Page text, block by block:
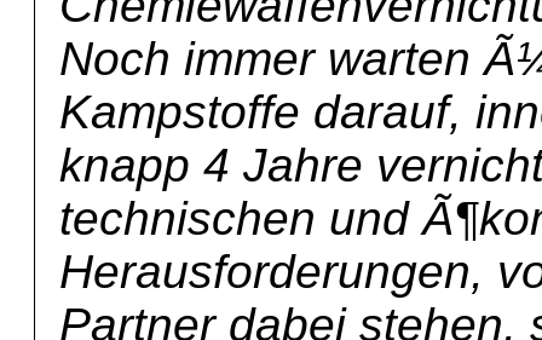
Noch immer warten
Kampstoffe darauf,
knapp 4 Jahre
technischen und
Herausforderungen,
Partner dabei stehen,